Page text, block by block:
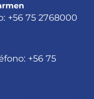
+56 75 2768000
+56 75